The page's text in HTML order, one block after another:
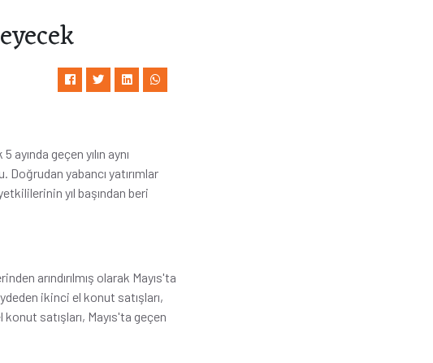
ayında geçen yılın aynı
Doğrudan yabancı yatırımlar
yıl başından beri
arındırılmış olarak Mayıs'ta
ikinci el konut satışları,
satışları, Mayıs'ta geçen